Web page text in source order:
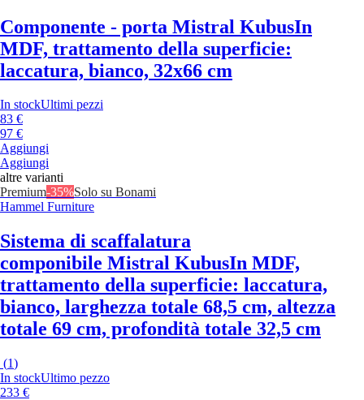
Componente - porta Mistral KubusIn
MDF, trattamento della superficie:
laccatura, bianco, 32x66 cm
In stockUltimi pezzi
83 €
97 €
Aggiungi
Aggiungi
altre varianti
Premium-35%Solo su Bonami
Hammel Furniture
Sistema di scaffalatura
componibile Mistral KubusIn MDF,
trattamento della superficie: laccatura,
bianco, larghezza totale 68,5 cm, altezza
totale 69 cm, profondità totale 32,5 cm
(1)
In stockUltimo pezzo
233 €